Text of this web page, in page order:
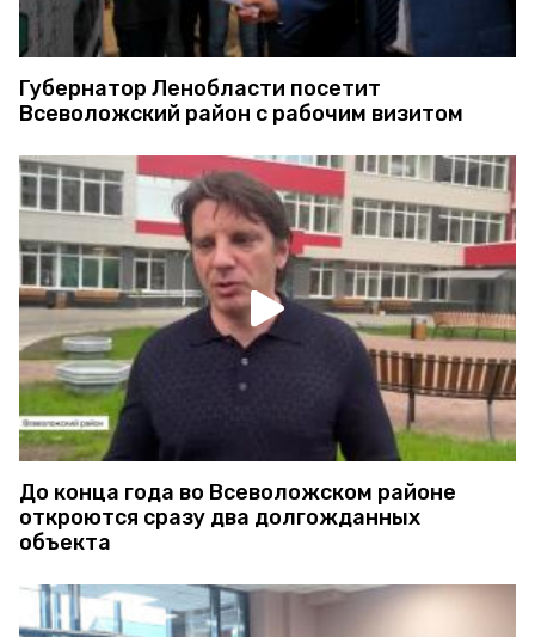
Губернатор Ленобласти посетит
Всеволожский район с рабочим визитом
До конца года во Всеволожском районе
откроются сразу два долгожданных
объекта